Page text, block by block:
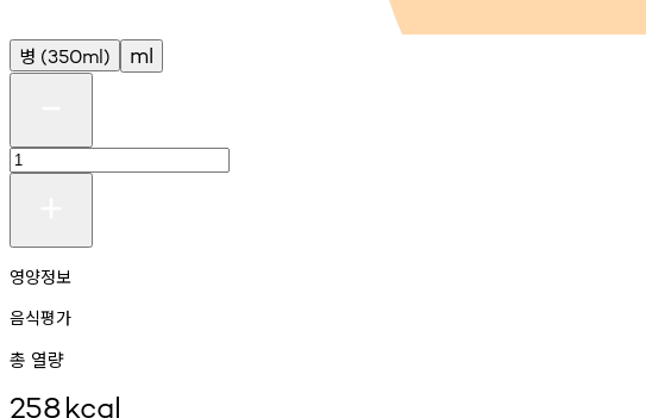
병 (350ml) ml
영양정보
음식평가
총 열량
258kcal